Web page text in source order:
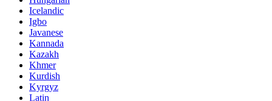
Icelandic
Igbo
Javanese
Kannada
Kazakh
Khmer
Kurdish
Kyrgyz
Latin